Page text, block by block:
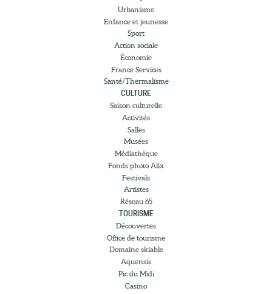
Urbanisme
Enfance et jeunesse
Sport
Action sociale
Économie
France Services
Santé/Thermalisme
CULTURE
Saison culturelle
Activités
Salles
Musées
Médiathèque
Fonds photo Alix
Festivals
Artistes
Réseau 65
TOURISME
Découvertes
Office de tourisme
Domaine skiable
Aquensis
Pic du Midi
Casino